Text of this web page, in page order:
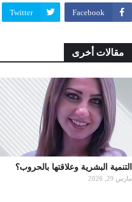
Facebook
Twitter
مقالات أخرى
التنمية البشرية وعلاقتها بالحروب؟
مارس 29, 2026